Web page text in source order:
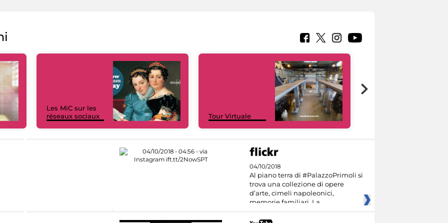
Les MiC sur les
réseaux sociaux
Tour Virtuale
04/10/2018
Al piano terra di #PalazzoPrimoli si
trova una collezione di opere
d’arte, cimeli napoleonici,
memorie familiari. La